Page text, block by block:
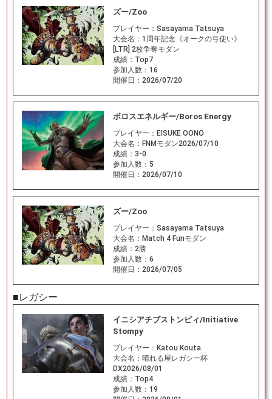
ズー/Zoo
プレイヤー： Sasayama Tatsuya
大会名： 1周年記念《オークの弓使い》
[LTR] 2枚争奪モダン
成績： Top7
参加人数： 16
開催日： 2026/07/20
ボロスエネルギー/Boros Energy
プレイヤー： EISUKE OONO
大会名： FNMモダン2026/07/10
成績： 3-0
参加人数： 5
開催日： 2026/07/10
ズー/Zoo
プレイヤー： Sasayama Tatsuya
大会名： Match 4 Funモダン
成績： 2勝
参加人数： 6
開催日： 2026/07/05
■レガシー
イニシアチブストンピィ/Initiative
Stompy
プレイヤー： Katou Kouta
大会名： 晴れる屋レガシー杯
DX2026/08/01
成績： Top4
参加人数： 19